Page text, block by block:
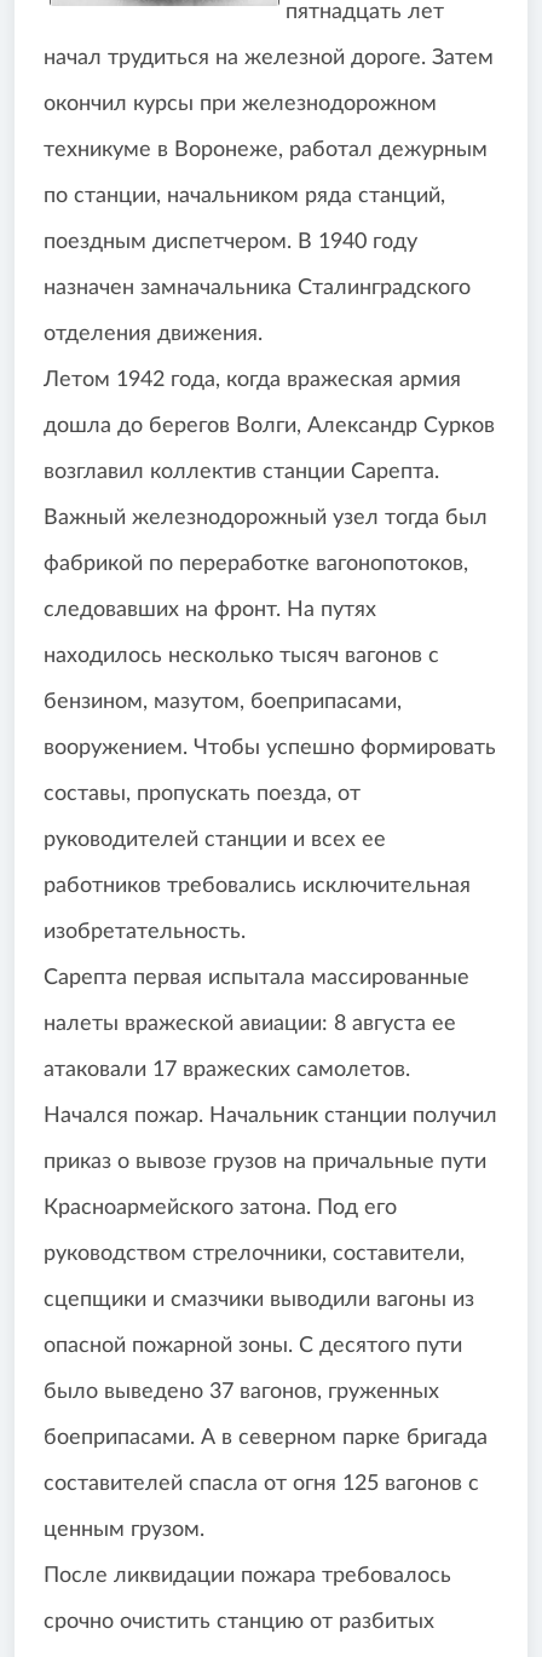
пятнадцать лет
начал трудиться на железной дороге. Затем
окончил курсы при железнодорожном
техникуме в Воронеже, работал дежурным
по станции, начальником ряда станций,
поездным диспетчером. В 1940 году
назначен замначальника Сталинградского
отделения движения.
Летом 1942 года, когда вражеская армия
дошла до берегов Волги, Александр Сурков
возглавил коллектив станции Сарепта.
Важный железнодорожный узел тогда был
фабрикой по переработке вагонопотоков,
следовавших на фронт. На путях
находилось несколько тысяч вагонов с
бензином, мазутом, боеприпасами,
вооружением. Чтобы успешно формировать
составы, пропускать поезда, от
руководителей станции и всех ее
работников требовались исключительная
изобретательность.
Сарепта первая испытала массированные
налеты вражеской авиации: 8 августа ее
атаковали 17 вражеских самолетов.
Начался пожар. Начальник станции получил
приказ о вывозе грузов на причальные пути
Красноармейского затона. Под его
руководством стрелочники, составители,
сцепщики и смазчики выводили вагоны из
опасной пожарной зоны. С десятого пути
было выведено 37 вагонов, груженных
боеприпасами. А в северном парке бригада
составителей спасла от огня 125 вагонов с
ценным грузом.
После ликвидации пожара требовалось
срочно очистить станцию от разбитых